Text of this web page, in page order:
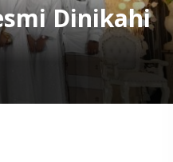
Dinikahi